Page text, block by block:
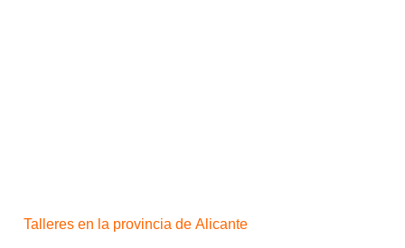
Talleres en la provincia de Alicante